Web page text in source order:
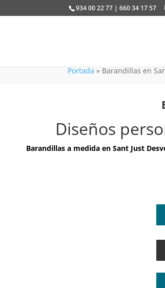
934 00 22 77 | 660 34 17 57
Portada»Barandillas en
Diseños
Barandillas a medida en Sant Just